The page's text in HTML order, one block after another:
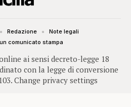
ai sensi decreto-legge 18
con la legge di conversione
Change privacy settings
Redazione
Note legali
comunicato stampa